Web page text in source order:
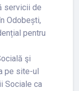
servicii de
Odobești,
pentru
şi
pe site-ul
Sociale ca